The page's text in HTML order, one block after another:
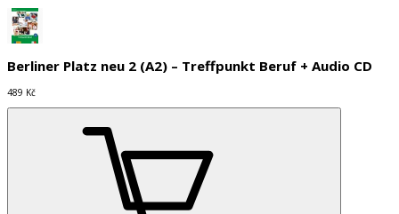
Berliner Platz neu 2 (A2) – Treffpunkt Beruf + Audio CD
489 Kč